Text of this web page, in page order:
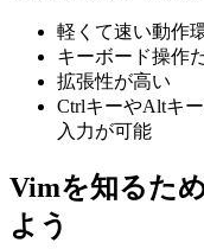
軽くて速い動作
キーボード操作
拡張性が高い
CtrlキーやAltキ
入力が可能
Vimを知るた
よう